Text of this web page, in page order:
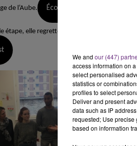
de l’Aube. Écouter le podcast
étape, elle regrette encore des sans
We and our (447)
access information on
select personalised
statistics or
profiles to select
Deliver and present
data such as IP
requested; Use precise
based on information